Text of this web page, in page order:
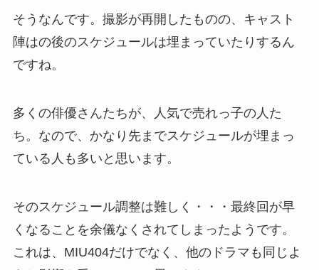
そうなんです。撮影が再開したものの、キャスト
陣はの後のスケジュールは埋まっていたりするん
ですね。
多くの俳優さんたちが、人気で売れっ子の人た
ち。なので、かなり先までスケジュールが埋まっ
ている人も多いと思います。
そのスケジュール調整は難しく・・・最終回が早
くなることを余儀なくされてしまったようです。
これは、MIU404だけでなく、他のドラマも同じよ